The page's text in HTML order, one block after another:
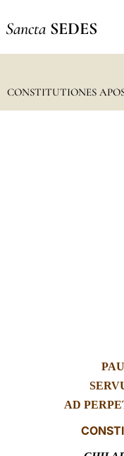
Sancta SEDES
CONSTITUTIONES
AD